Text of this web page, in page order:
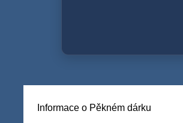
Informace o Pěkném dárku